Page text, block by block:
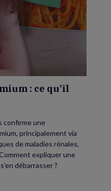
:
: ce qu’il
confirme une
principalement via
de maladies rénales,
expliquer une
débarrasser ?